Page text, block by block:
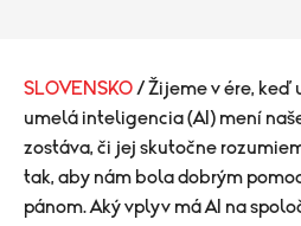
SLOVENSKO / Žijeme v ére, keď
umelá inteligencia (AI) mení
zostáva, či jej skutočne
tak, aby nám bola dobrým
pánom. Aký vplyv má AI na